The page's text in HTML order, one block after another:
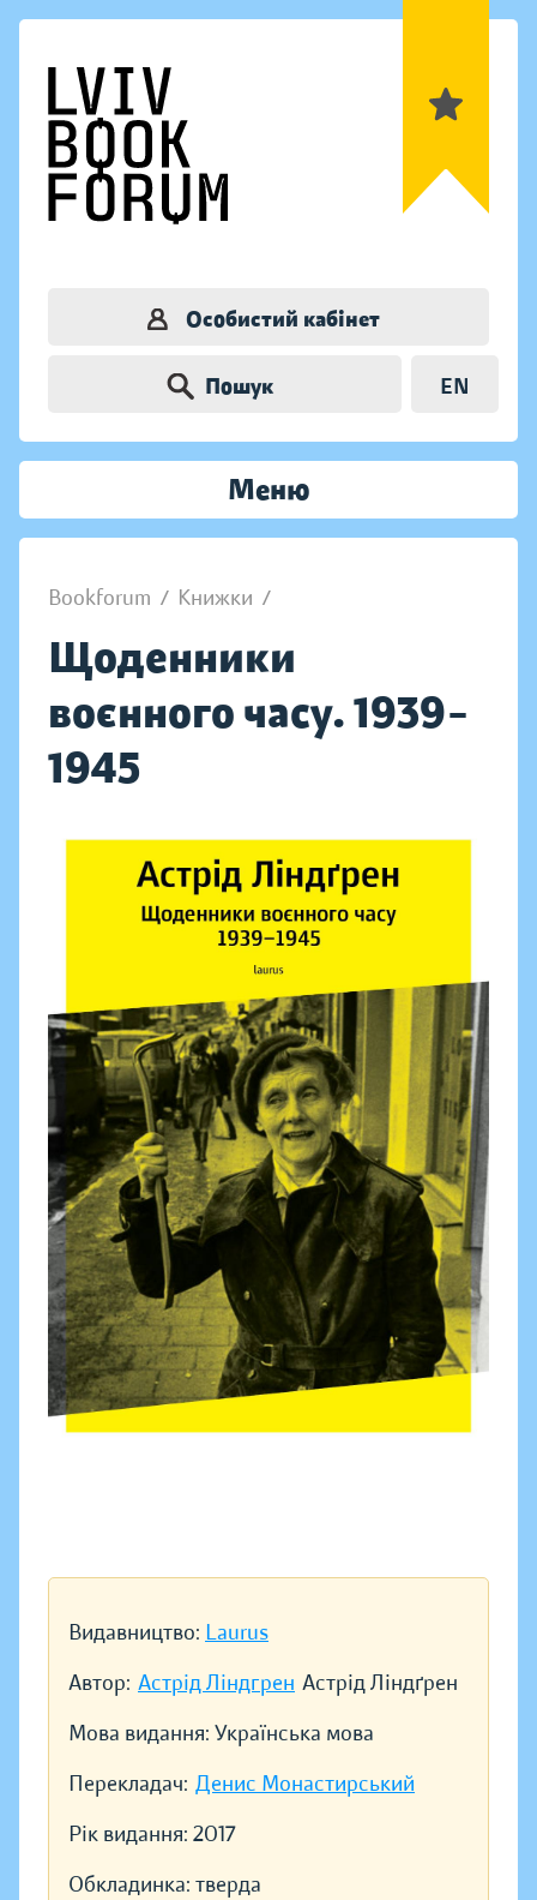
Особистий кабінет
Пошук EN
Меню
Bookforum / Книжки /
Щоденники
воєнного часу. 1939–
1945
Видавництво: Laurus
Автор: Астрід Ліндгрен Астрід Ліндґрен
Мова видання: Українська мова
Перекладач: Денис Монастирський
Рік видання: 2017
Обкладинка: тверда